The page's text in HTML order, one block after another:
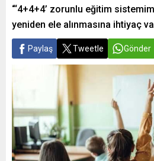
“‘4+4+4’ zorunlu eğitim
yeniden ele alınmasına ihtiyaç
Paylaş Tweetle Gönder